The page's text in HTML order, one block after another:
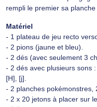
rempli le premier sa
Matériel
- 1 plateau de jeu recto
- 2 pions (jaune et bleu).
- 2 dés (avec seulement 3
- 2 dés avec plusieurs sons
[H], [j].
- 2 planches pokémonstres,
- 2 x 20 jetons à placer sur